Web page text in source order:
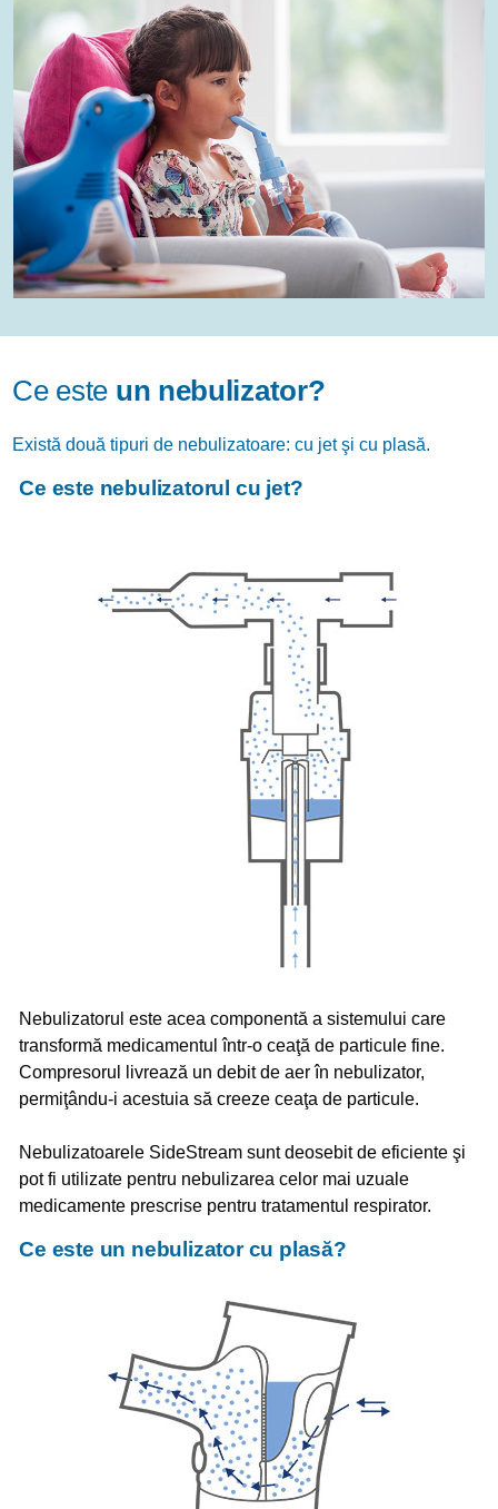
Ce este un nebulizator?
Există două tipuri de nebulizatoare: cu jet şi cu plasă.
Ce este nebulizatorul cu jet?
Nebulizatorul este acea componentă a sistemului care
transformă medicamentul într-o ceaţă de particule fine.
Compresorul livrează un debit de aer în nebulizator,
permiţându-i acestuia să creeze ceaţa de particule.
Nebulizatoarele SideStream sunt deosebit de eficiente şi
pot fi utilizate pentru nebulizarea celor mai uzuale
medicamente prescrise pentru tratamentul respirator.
Ce este un nebulizator cu plasă?